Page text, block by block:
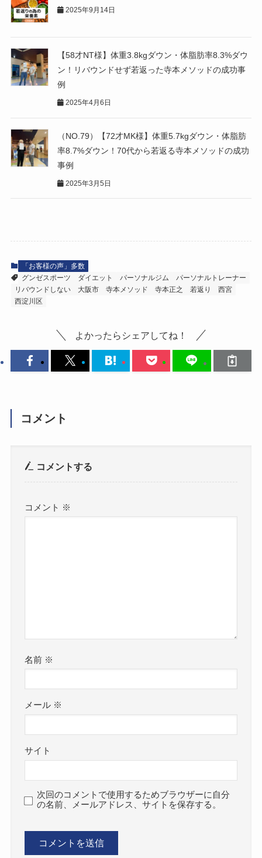
2025年9月14日
【58才NT様】体重3.8kgダウン・体脂肪率8.3%ダウ
ン！リバウンドせず若返った寺本メソッドの成功事
例
2025年4月6日
（NO.79）【72才MK様】体重5.7kgダウン・体脂肪
率8.7%ダウン！70代から若返る寺本メソッドの成功
事例
2025年3月5日
「お客様の声」多数
グンゼスポーツ
ダイエット パーソナルジム
パーソナルトレーナー
リバウンドしない
大阪市 寺本メソッド 寺本正之 若返り
西宮
西淀川区
よかったらシェアしてね！
コメント
コメントする
コメント ※
名前 ※
メール ※
サイト
次回のコメントで使用するためブラウザーに自分
の名前、メールアドレス、サイトを保存する。